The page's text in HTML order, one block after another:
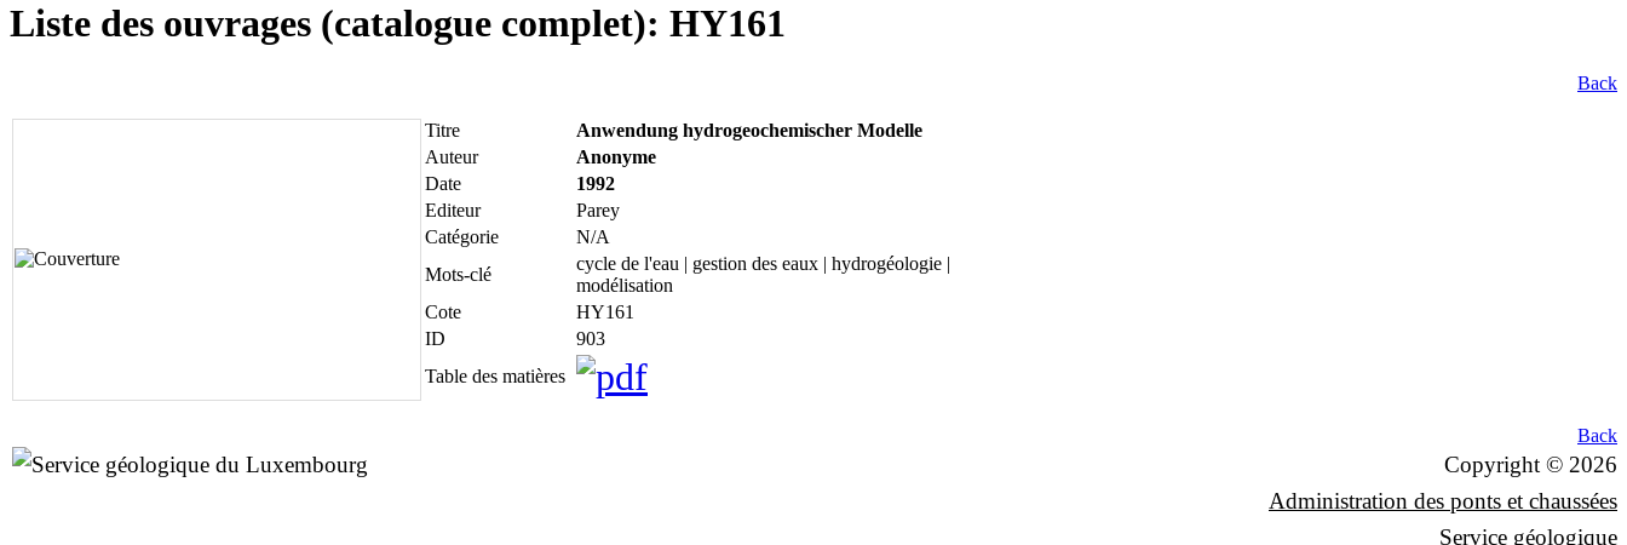
Liste des ouvrages (catalogue complet): HY161
Back
Titre
Anwendung hydrogeochemischer Modelle
Auteur
Anonyme
Date
1992
Editeur
Parey
Catégorie
N/A
Mots-clé
cycle de l'eau | gestion des eaux | hydrogéologie |
modélisation
Cote
HY161
ID
903
Table des matières
Back
Copyright © 2026
Administration des ponts et chaussées
Service géologique